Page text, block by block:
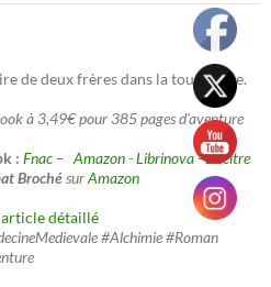
de deux frères dans la tourmente.
à 3,49€ pour 385 pages d'aventure
: Fnac – Amazon-Librinova-Decitre
BrochésurAmazon
détaillé
#Alchimie #Roman